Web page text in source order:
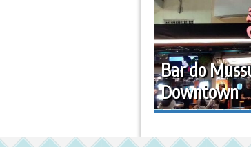
Bar do
Downtown